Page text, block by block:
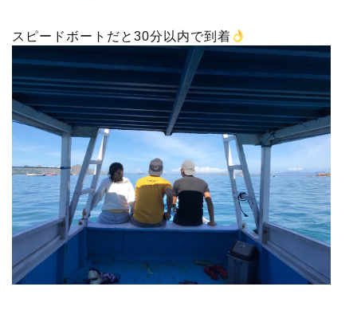
スピードボートだと30分以内で到着